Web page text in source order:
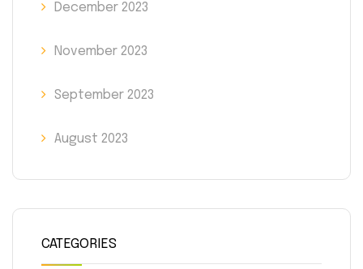
December 2023
November 2023
September 2023
August 2023
CATEGORIES